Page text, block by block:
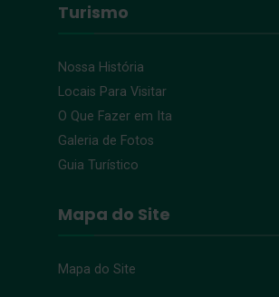
Turismo
Nossa História
Locais Para Visitar
O Que Fazer em Ita
Galeria de Fotos
Guia Turístico
Mapa do Site
Mapa do Site